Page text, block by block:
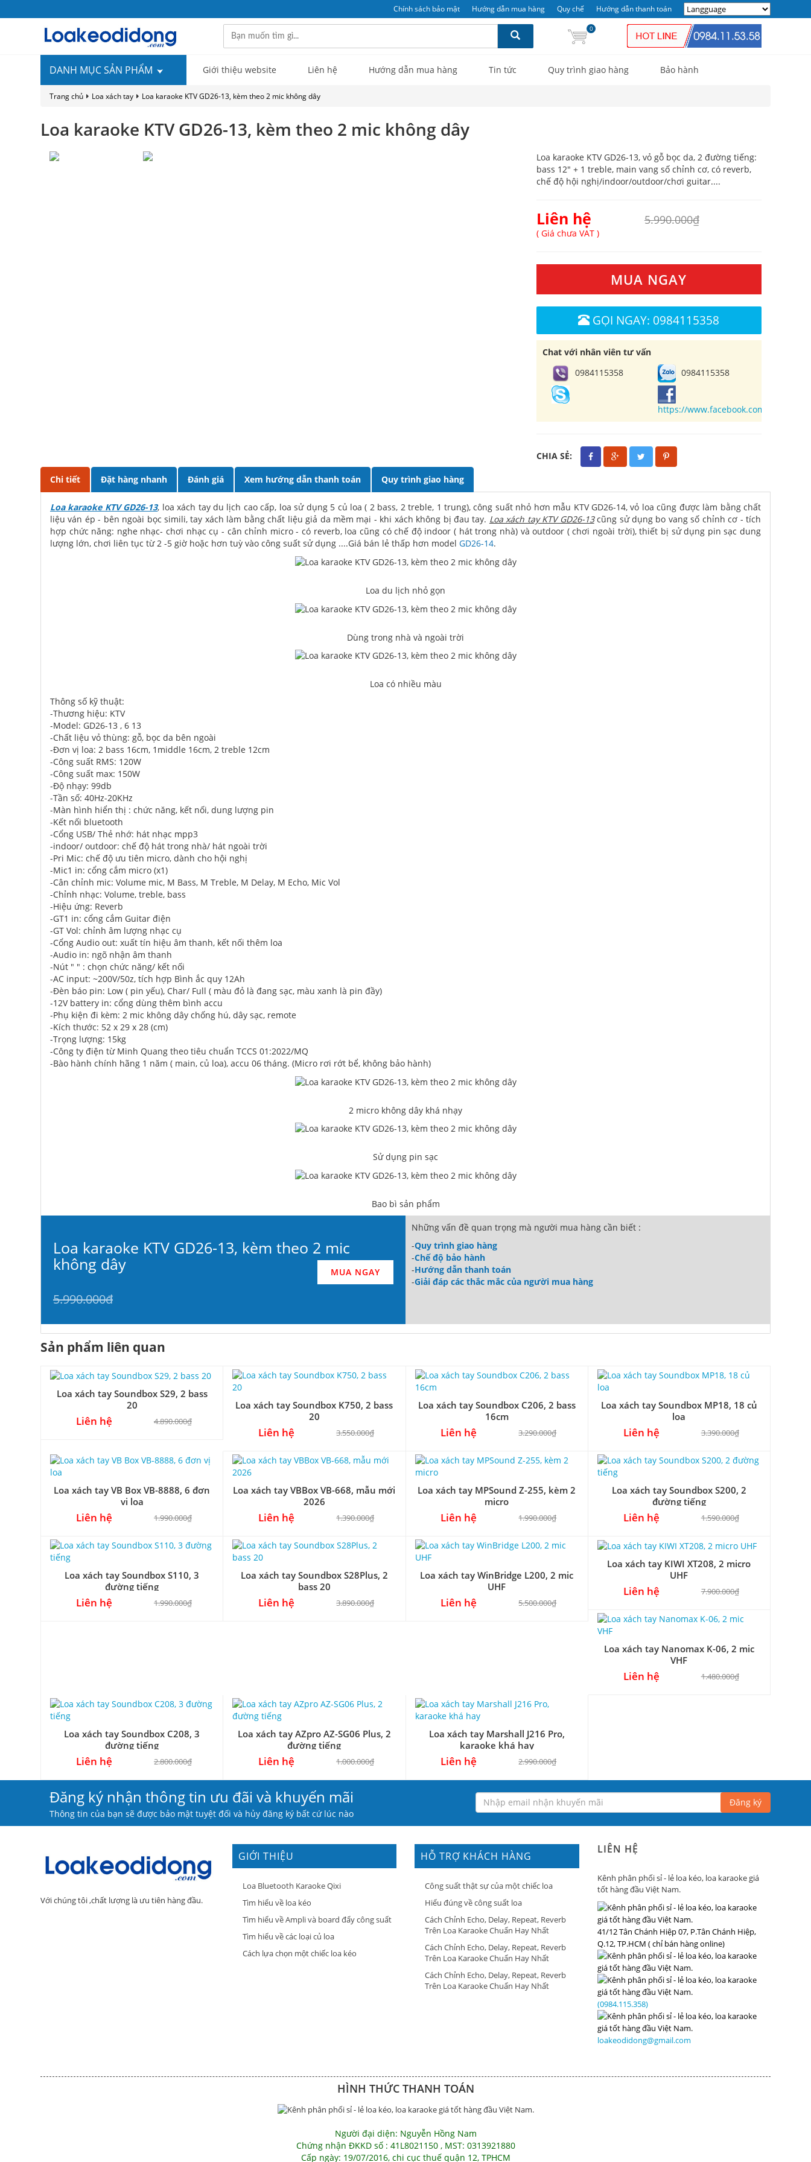
Chính sách bảo mật Hướng dẫn mua hàng Quy chế Hướng dẫn thanh toán
0
DANH MỤC SẢN PHẨM Giới thiệu website Liên hệ Hướng dẫn mua hàng Tin tức Quy trình giao hàng Bảo hành
Trang chủ Loa xách tay Loa karaoke KTV GD26-13, kèm theo 2 mic không dây
Loa karaoke KTV GD26-13, kèm theo 2 mic không dây
Loa karaoke KTV GD26-13, vỏ gỗ bọc da, 2 đường tiếng:
bass 12" + 1 treble, main vang số chỉnh cơ, có reverb,
chế độ hội nghị/indoor/outdoor/chơi guitar....
Liên hệ 5.990.000₫
( Giá chưa VAT )
MUA NGAY
GỌI NGAY: 0984115358
Chat với nhân viên tư vấn
0984115358
0984115358
https://www.facebook.com/
CHIA SẺ:
Chi tiết Đặt hàng nhanh Đánh giá Xem hướng dẫn thanh toán Quy trình giao hàng
Loa karaoke KTV GD26-13, loa xách tay du lịch cao cấp, loa sử dụng 5 củ loa ( 2 bass, 2 treble, 1 trung), công suất nhỏ hơn mẫu KTV GD26-14, vỏ loa cũng được làm bằng chất
liệu ván ép - bên ngoài bọc simili, tay xách làm bằng chất liệu giả da mềm mại - khi xách không bị đau tay. Loa xách tay KTV GD26-13cũng sử dụng bo vang số chỉnh cơ - tích
hợp chức năng: nghe nhạc- chơi nhạc cụ - cân chỉnh micro - có reverb, loa cũng có chế độ indoor ( hát trong nhà) và outdoor ( chơi ngoài trời), thiết bị sử dụng pin sạc dung
lượng lớn, chơi liên tục từ 2 -5 giờ hoặc hơn tuỳ vào công suất sử dụng ....Giá bán lẻ thấp hơn model GD26-14.
Loa du lịch nhỏ gọn
Dùng trong nhà và ngoài trời
Loa có nhiều màu
Thông số kỹ thuật:
-Thương hiệu: KTV
-Model: GD26-13 , 6 13
-Chất liệu vỏ thùng: gỗ, bọc da bên ngoài
-Đơn vị loa: 2 bass 16cm, 1middle 16cm, 2 treble 12cm
-Công suất RMS: 120W
-Công suất max: 150W
-Độ nhạy: 99db
-Tần số: 40Hz-20KHz
-Màn hình hiển thị : chức năng, kết nối, dung lượng pin
-Kết nối bluetooth
-Cổng USB/ Thẻ nhớ: hát nhạc mpp3
-indoor/ outdoor: chế độ hát trong nhà/ hát ngoài trời
-Pri Mic: chế độ ưu tiên micro, dành cho hội nghị
-Mic1 in: cổng cắm micro (x1)
-Cân chỉnh mic: Volume mic, M Bass, M Treble, M Delay, M Echo, Mic Vol
-Chỉnh nhạc: Volume, treble, bass
-Hiệu ứng: Reverb
-GT1 in: cổng cắm Guitar điện
-GT Vol: chỉnh âm lượng nhạc cụ
-Cổng Audio out: xuất tín hiệu âm thanh, kết nối thêm loa
-Audio in: ngõ nhận âm thanh
-Nút " " : chọn chức năng/ kết nối
-AC input: ~200V/50z, tích hợp Bình ắc quy 12Ah
-Đèn báo pin: Low ( pin yếu), Char/ Full ( màu đỏ là đang sạc, màu xanh là pin đầy)
-12V battery in: cổng dùng thêm bình accu
-Phụ kiện đi kèm: 2 mic không dây chống hú, dây sạc, remote
-Kích thước: 52 x 29 x 28 (cm)
-Trọng lượng: 15kg
-Công ty điện từ Minh Quang theo tiêu chuẩn TCCS 01:2022/MQ
-Bào hành chính hãng 1 năm ( main, củ loa), accu 06 tháng. (Micro rơi rớt bể, không bảo hành)
2 micro không dây khá nhạy
Sử dụng pin sạc
Bao bì sản phẩm
Loa karaoke KTV GD26-13, kèm theo 2 mic
không dây
5.990.000đ
MUA NGAY
Những vấn đề quan trọng mà người mua hàng cần biết :
-Quy trình giao hàng
-Chế độ bảo hành
-Hướng dẫn thanh toán
-Giải đáp các thắc mắc của người mua hàng
Sản phẩm liên quan
Loa xách tay Soundbox S29, 2 bass
20
Liên hệ 4.890.000₫
Loa xách tay Soundbox K750, 2 bass
20
Liên hệ 3.550.000₫
Loa xách tay Soundbox C206, 2 bass
16cm
Liên hệ 3.290.000₫
Loa xách tay Soundbox MP18, 18 củ
loa
Liên hệ 3.390.000₫
Loa xách tay VB Box VB-8888, 6 đơn
vị loa
Liên hệ 1.990.000₫
Loa xách tay VBBox VB-668, mẫu mới
2026
Liên hệ 1.390.000₫
Loa xách tay MPSound Z-255, kèm 2
micro
Liên hệ 1.990.000₫
Loa xách tay Soundbox S200, 2
đường tiếng
Liên hệ 1.590.000₫
Loa xách tay Soundbox S110, 3
đường tiếng
Liên hệ 1.990.000₫
Loa xách tay Soundbox S28Plus, 2
bass 20
Liên hệ 3.890.000₫
Loa xách tay WinBridge L200, 2 mic
UHF
Liên hệ 5.500.000₫
Loa xách tay KIWI XT208, 2 micro
UHF
Liên hệ 7.900.000₫
Loa xách tay Nanomax K-06, 2 mic
VHF
Liên hệ 1.480.000₫
Loa xách tay Soundbox C208, 3
đường tiếng
Liên hệ 2.800.000₫
Loa xách tay AZpro AZ-SG06 Plus, 2
đường tiếng
Liên hệ 1.000.000₫
Loa xách tay Marshall J216 Pro,
karaoke khá hay
Liên hệ 2.990.000₫
Đăng ký nhận thông tin ưu đãi và khuyến mãi
Thông tin của bạn sẽ được bảo mật tuyệt đối và hủy đăng ký bất cứ lúc nào
Đăng ký
Với chúng tôi ,chất lượng là ưu tiên hàng đầu.
GIỚI THIỆU
Loa Bluetooth Karaoke Qixi
Tìm hiểu về loa kéo
Tìm hiểu về Ampli và board đẩy công suất
Tìm hiểu về các loại củ loa
Cách lựa chọn một chiếc loa kéo
HỖ TRỢ KHÁCH HÀNG
Công suất thật sự của một chiếc loa
Hiểu đúng về công suất loa
Cách Chỉnh Echo, Delay, Repeat, Reverb
Trên Loa Karaoke Chuẩn Hay Nhất
Cách Chỉnh Echo, Delay, Repeat, Reverb
Trên Loa Karaoke Chuẩn Hay Nhất
Cách Chỉnh Echo, Delay, Repeat, Reverb
Trên Loa Karaoke Chuẩn Hay Nhất
LIÊN HỆ
Kênh phân phối sỉ - lẻ loa kéo, loa karaoke giá
tốt hàng đầu Việt Nam.
41/12 Tân Chánh Hiệp 07, P.Tân Chánh Hiệp,
Q.12, TP.HCM ( chỉ bán hàng online)
(0984.115.358)
loakeodidong@gmail.com
HÌNH THỨC THANH TOÁN
Người đại diện: Nguyễn Hồng Nam
Chứng nhận ĐKKD số : 41L8021150 , MST: 0313921880
Cấp ngày: 19/07/2016, chi cục thuế quận 12, TPHCM